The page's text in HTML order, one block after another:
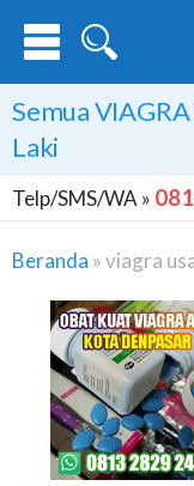
SemuaVIAGRA
Laki
Telp/SMS/WA »
Beranda »viagra
Viagra
Usa
Denpasar